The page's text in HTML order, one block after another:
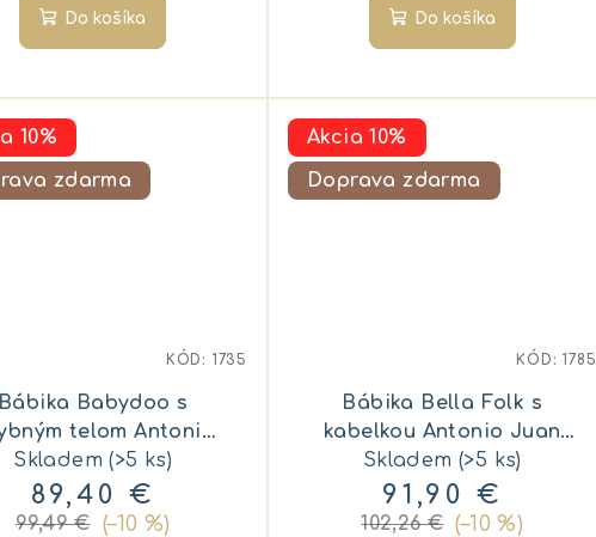
Do košíka Do košíka
10%
zdarma
Bábika Babydoo s
telom Antonio
Juan 18313
Skladem(>5 ks)
89,40 €
99,49 € (–10 %)
KÓD: 1735
Akcia 10%
Doprava zdarma
Bábika Bella Folk s
kabelkou Antonio Juan
28333
Skladem (>5 ks)
91,90 €
102,26 € (–10 %)
KÓD:1785